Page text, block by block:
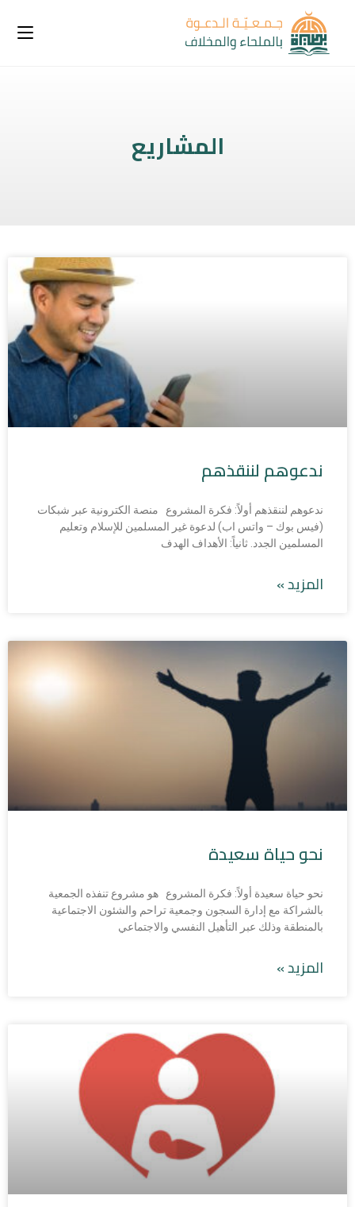
المشاريع
ندعوهم لننقذهم
ندعوهم لننقذهم أولاً: فكرة المشروع منصة الكترونية عبر شبكات
(فيس بوك – واتس اب) لدعوة غير المسلمين للإسلام وتعليم
المسلمين الجدد. ثانياً: الأهداف الهدف
المزيد »
نحو حياة سعيدة
نحو حياة سعيدة أولاً: فكرة المشروع هو مشروع تنفذه الجمعية
بالشراكة مع إدارة السجون وجمعية تراحم والشئون الاجتماعية
بالمنطقة وذلك عبر التأهيل النفسي والاجتماعي
المزيد »